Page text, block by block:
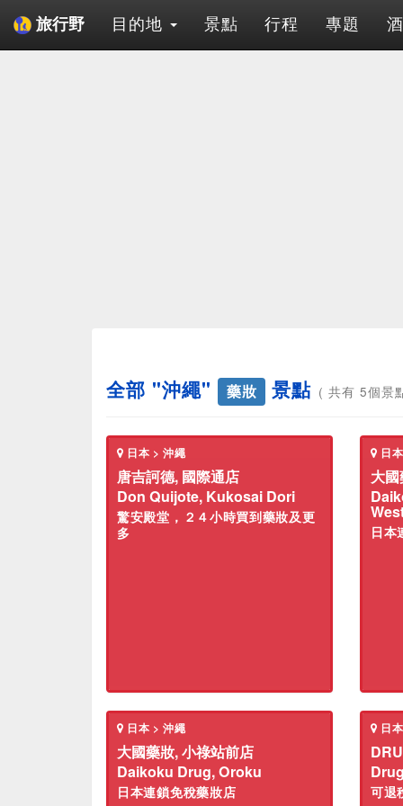
旅行野 目的地 景點 行程 專題
全部 "沖繩" 藥妝 景點 ( 共有 5個景
日本 > 沖繩
唐吉訶德, 國際通店
Don Quijote, Kukosai Dori
驚安殿堂，２４小時買到藥妝及更
多
日
大
日本
日本 > 沖繩
大國藥妝, 小祿站前店
Daikoku Drug, Oroku
日本連鎖免稅藥妝店
日
可退